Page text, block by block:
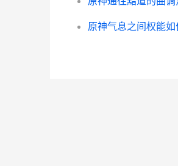
原神气息之间权能